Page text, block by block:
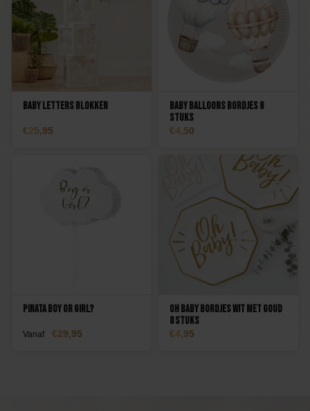
Baby Letters Blokken
25,95
Baby balloons bordjes 8
stuks
4,50
Pinata Boy or Girl?
Vanaf 29,95
Oh baby bordjes wit met goud
8 stuks
4,95